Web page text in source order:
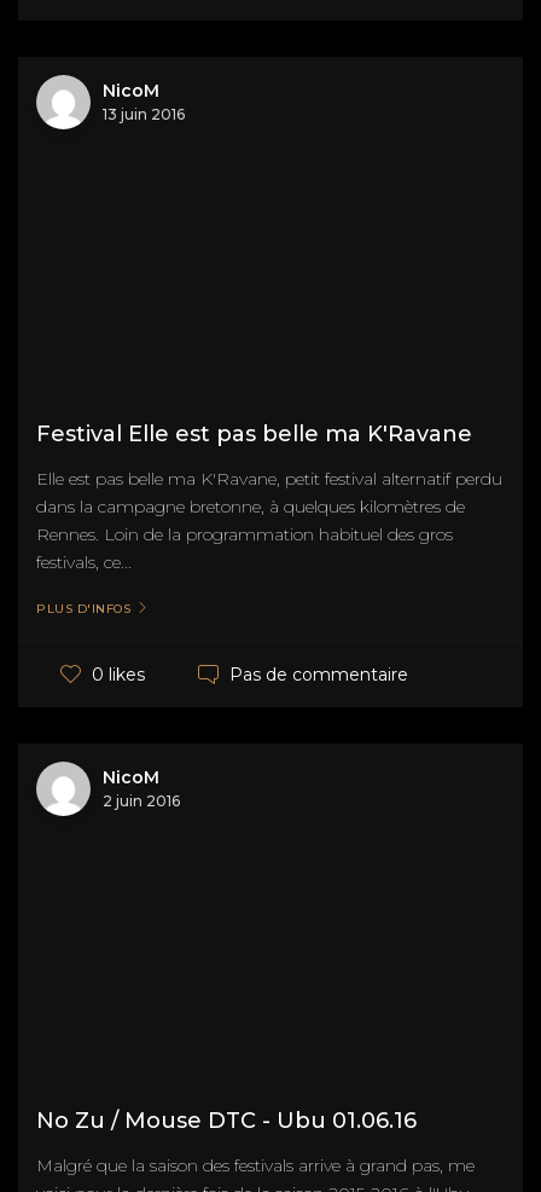
NicoM
13 juin 2016
Festival Elle est pas belle ma K'Ravane
Elle est pas belle ma K'Ravane, petit festival alternatif perdu
dans la campagne bretonne, à quelques kilomètres de
Rennes. Loin de la programmation habituel des gros
festivals, ce...
PLUS D'INFOS
0 likes Pas de commentaire
NicoM
2 juin 2016
No Zu / Mouse DTC - Ubu 01.06.16
Malgré que la saison des festivals arrive à grand pas, me